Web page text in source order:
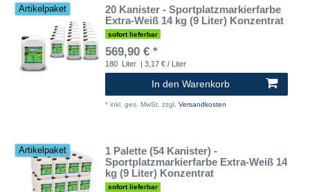
Artikelpaket
20 Kanister - Sportplatzmarkierfarbe
Extra-Weiß 14 kg (9 Liter) Konzentrat
sofort lieferbar
569,90 € *
180 Liter | 3,17 € / Liter
In den Warenkorb
* inkl. ges. MwSt. zzgl. Versandkosten
Artikelpaket
1 Palette (54 Kanister) -
Sportplatzmarkierfarbe Extra-Weiß 14
kg (9 Liter) Konzentrat
sofort lieferbar